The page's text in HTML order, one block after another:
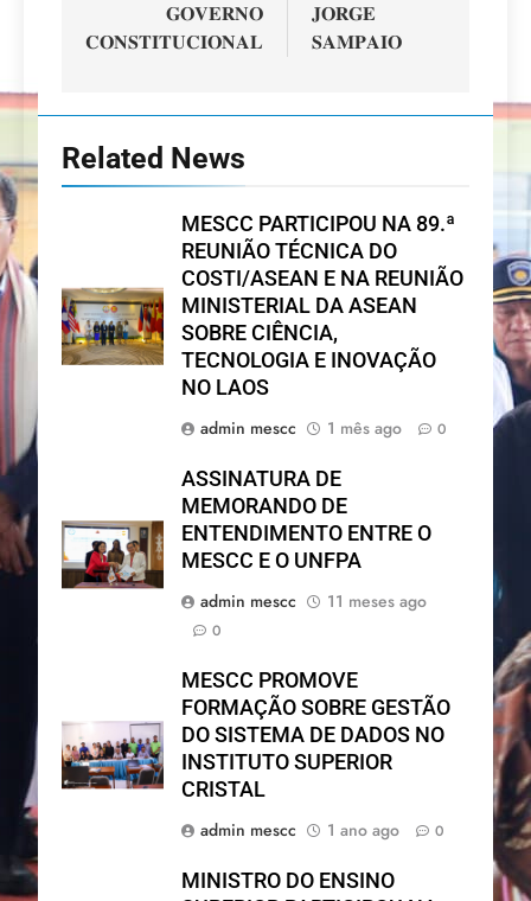
𝐆𝐎𝐕𝐄𝐑𝐍𝐎
𝐂𝐎𝐍𝐒𝐓𝐈𝐓𝐔𝐂𝐈𝐎𝐍𝐀𝐋
𝐉𝐎𝐑𝐆𝐄
𝐒𝐀𝐌𝐏𝐀𝐈𝐎
Related News
MESCC PARTICIPOU NA 89.ª
REUNIÃO TÉCNICA DO
COSTI/ASEAN E NA REUNIÃO
MINISTERIAL DA ASEAN
SOBRE CIÊNCIA,
TECNOLOGIA E INOVAÇÃO
NO LAOS
admin mescc
1 mês ago 0
ASSINATURA DE
MEMORANDO DE
ENTENDIMENTO ENTRE O
MESCC E O UNFPA
admin mescc
11 meses ago
0
MESCC PROMOVE
FORMAÇÃO SOBRE GESTÃO
DO SISTEMA DE DADOS NO
INSTITUTO SUPERIOR
CRISTAL
admin mescc
1 ano ago 0
MINISTRO DO ENSINO